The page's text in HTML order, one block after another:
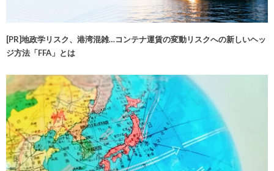
[PR]地政学リスク、港湾混雑…コンテナ運賃の変動リスクへの新しいヘッ
ジ方法「FFA」とは